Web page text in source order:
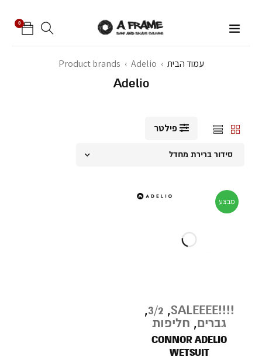
0
עמוד הבית ›
Product brands › Adelio
Adelio
פילטר
סידור ברירת מחדל
מבצע
!!!!SALEEEE
,
3/2
,
גברים, חליפות
CONNOR ADELIO
WETSUIT